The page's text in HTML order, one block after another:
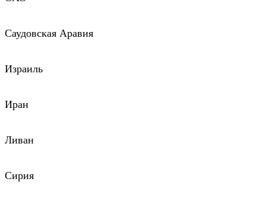
Саудовская Аравия
Израиль
Иран
Ливан
Сирия